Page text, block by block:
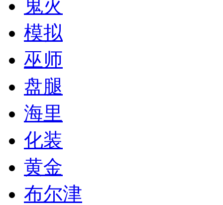
鬼火
模拟
巫师
盘腿
海里
化装
黄金
布尔津